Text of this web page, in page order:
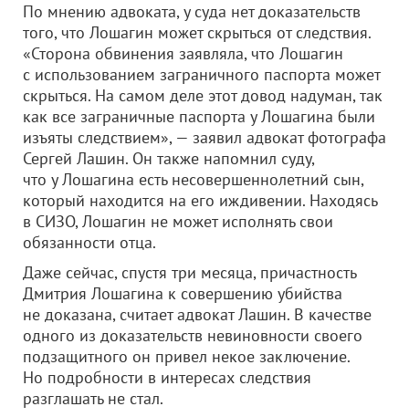
По мнению адвоката, у суда нет доказательств
того, что Лошагин может скрыться от следствия.
«Сторона обвинения заявляла, что Лошагин
с использованием заграничного паспорта может
скрыться. На самом деле этот довод надуман, так
как все заграничные паспорта у Лошагина были
изъяты следствием», — заявил адвокат фотографа
Сергей Лашин. Он также напомнил суду,
что у Лошагина есть несовершеннолетний сын,
который находится на его иждивении. Находясь
в СИЗО, Лошагин не может исполнять свои
обязанности отца.
Даже сейчас, спустя три месяца, причастность
Дмитрия Лошагина к совершению убийства
не доказана, считает адвокат Лашин. В качестве
одного из доказательств невиновности своего
подзащитного он привел некое заключение.
Но подробности в интересах следствия
разглашать не стал.